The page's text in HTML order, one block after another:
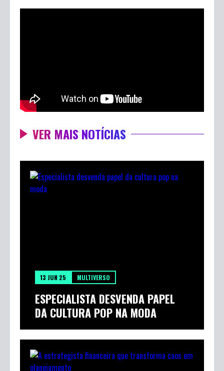
VER MAIS NOTÍCIAS
13 JUN 25 MULTIVERSO
ESPECIALISTA DESVENDA PAPEL
DA CULTURA POP NA MODA